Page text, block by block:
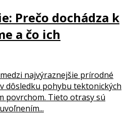
Prečo dochádza k
a čo ich
najvýraznejšie prírodné
dôsledku pohybu tektonických
povrchom. Tieto otrasy sú